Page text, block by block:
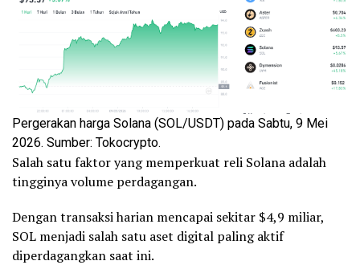
Pergerakan harga Solana (SOL/USDT) pada Sabtu, 9 Mei
2026. Sumber: Tokocrypto.
Salah satu faktor yang memperkuat reli Solana adalah
tingginya volume perdagangan.
Dengan transaksi harian mencapai sekitar $4,9 miliar,
SOL menjadi salah satu aset digital paling aktif
diperdagangkan saat ini.